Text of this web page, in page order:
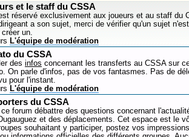
et le staff du CSSA
réservé exclusivement aux joueurs et au staff du
a son sujet, merci de vérifier qu'un sujet
un.
L'équipe de modération
du CSSA
des infos concernant les transferts au CSSA sur
On parle d'infos, pas de vos fantasmes. Pas de
pour l'instant.
L'équipe de modération
du CSSA
forum débattre des questions concernant
et des déplacements. Cet espace est le
souhaitant y participer, postez vos